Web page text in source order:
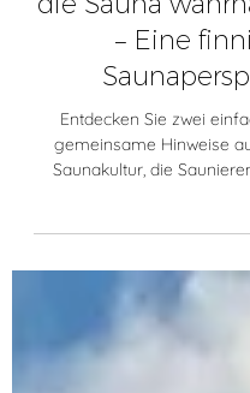
Zwei einfache
die Sauna
– Eine
gemeinsame Hinweise
angenehm machen. Eine
auf Saunaetikette,
Sauna gefühlt, nicht